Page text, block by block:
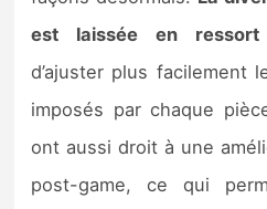
est laissée
en ressort
d’ajuster plus facilement
imposés par chaque
ont aussi droit à une
post-game, ce qui